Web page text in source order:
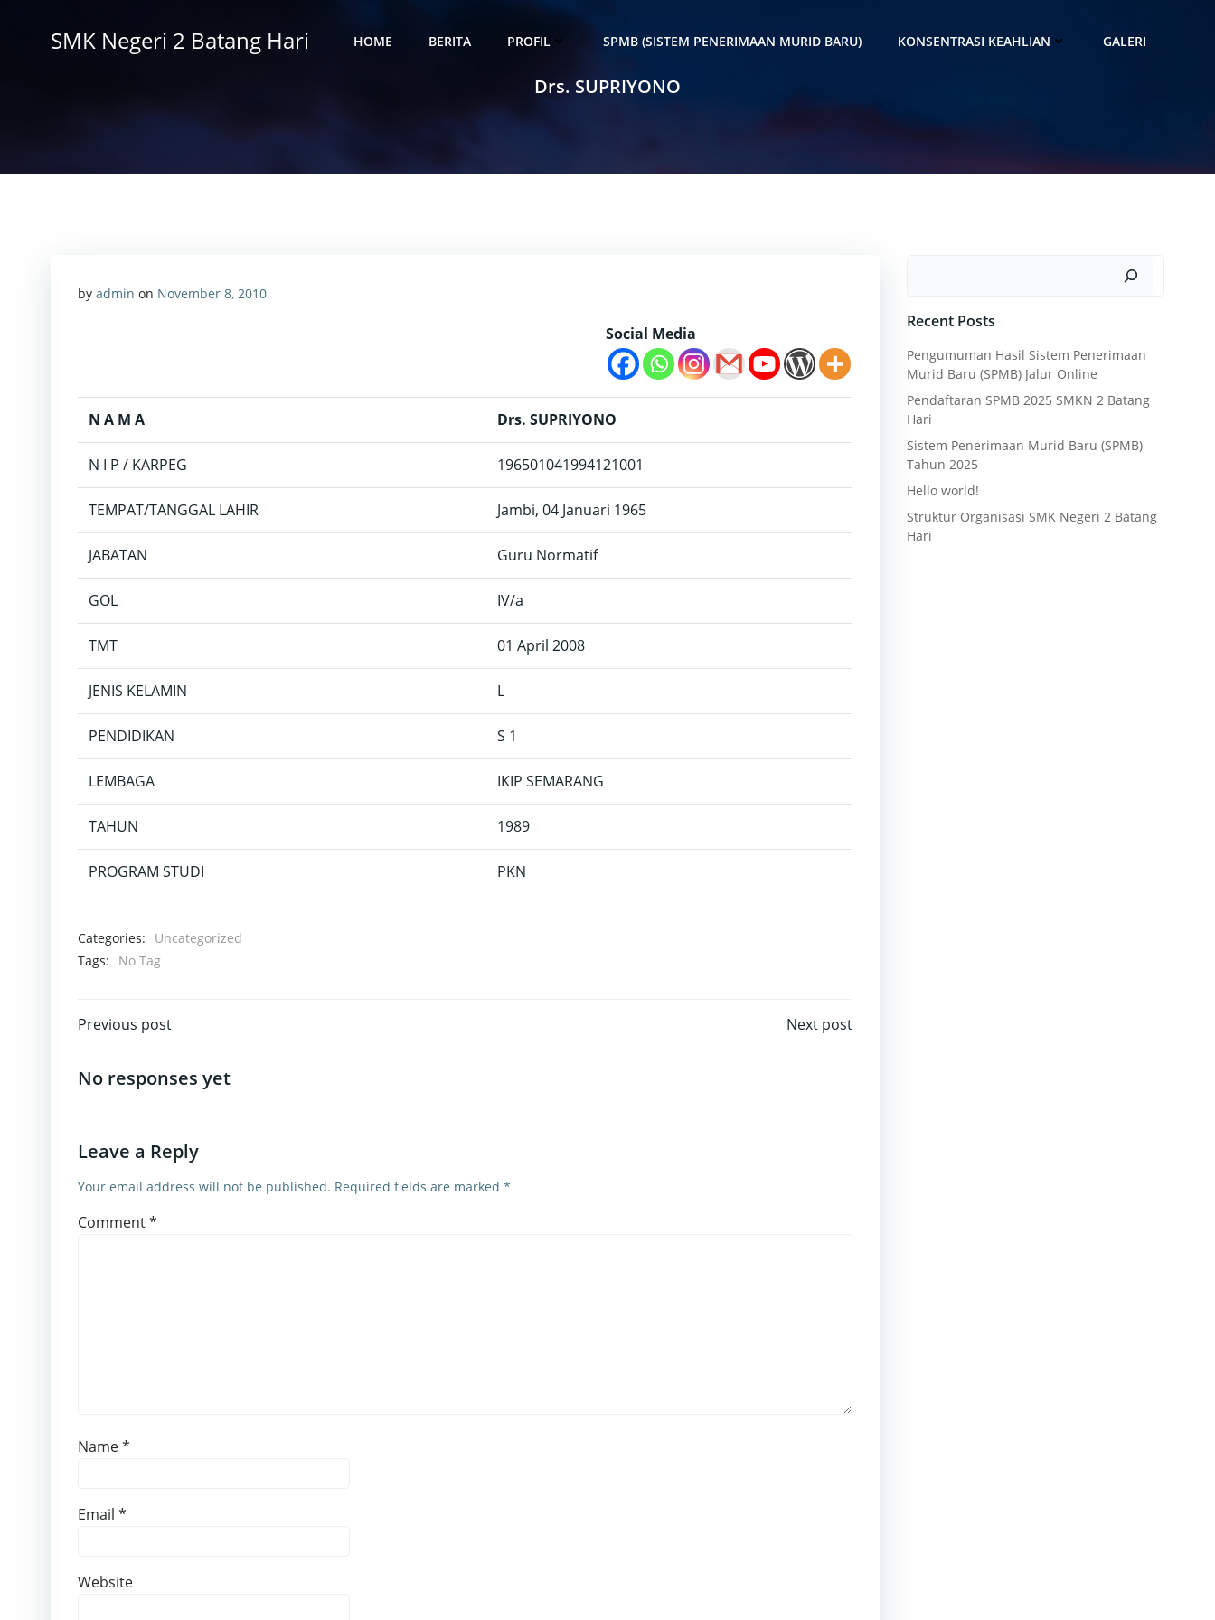
contentSMK Negeri 2 Batang Hari HOME BERITA PROFIL SPMB (SISTEM PENERIMAAN MURID BARU) KONSENTRASI KEAHLIAN GALERI
Drs. SUPRIYONO
by admin on November 8, 2010
Social Media
N A M A Drs. SUPRIYONO
N I P / KARPEG 196501041994121001
TEMPAT/TANGGAL LAHIR Jambi, 04 Januari 1965
JABATAN Guru Normatif
GOL IV/a
TMT 01 April 2008
JENIS KELAMIN L
PENDIDIKAN S 1
LEMBAGA IKIP SEMARANG
TAHUN 1989
PROGRAM STUDI PKN
Categories:
Uncategorized
Tags:
No Tag
Post
navigation
Previous post Next post
No responses yet
Leave a Reply
Your email address will not be published. Required fields are marked *
Comment*
Name*
Email *
Website
Recent Posts
Pengumuman Hasil Sistem Penerimaan
Murid Baru (SPMB) Jalur Online
Pendaftaran SPMB 2025 SMKN 2 Batang
Hari
Sistem Penerimaan Murid Baru (SPMB)
Tahun 2025
Hello world!
Struktur Organisasi SMK Negeri 2 Batang
Hari